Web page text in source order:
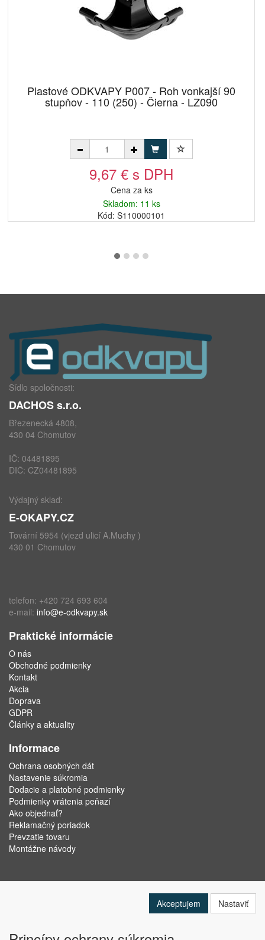
Plastové ODKVAPY P007 - Roh vonkajší 90
stupňov - 110 (250) - Čierna - LZ090
9,67 € s DPH
Cena za ks
Skladom: 11 ks
Kód: S110000101
Sídlo spoločnosti:
DACHOS s.r.o.
Březenecká 4808,
430 04 Chomutov
IČ: 04481895
DIČ: CZ04481895
Výdajný sklad:
E-OKAPY.CZ
Tovární 5954 (vjezd ulicí A.Muchy )
430 01 Chomutov
telefon: +420 724 693 604
e-mail: info@e-odkvapy.sk
Praktické informácie
O nás
Obchodné podmienky
Kontakt
Akcia
Doprava
GDPR
Články a aktuality
Informace
Ochrana osobných dát
Nastavenie súkromia
Dodacie a platobné podmienky
Podmienky vrátenia peňazí
Ako objednať?
Reklamačný poriadok
Prevzatie tovaru
Montážne návody
Akceptujem Nastaviť